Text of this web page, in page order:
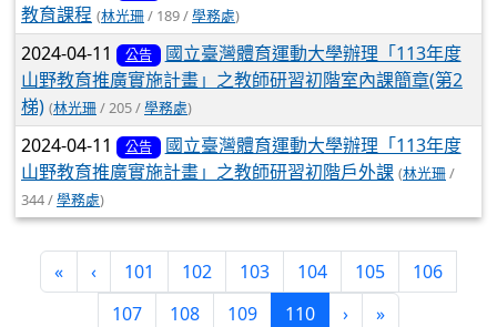
教育課程 (林光珊/ 189 /學務處)
2024-04-11 公告
國立臺灣體育運動大學辦理「113年度
山野教育推廣實施計畫」之教師研習初階室內課簡章(第2
梯) (林光珊/ 205 /學務處)
2024-04-11 公告
國立臺灣體育運動大學辦理「113年度
山野教育推廣實施計畫」之教師研習初階戶外課 (林光珊/
344 /學務處)
«第一頁
‹上一頁
101 102 103 104 105
106
107
108 109 110(目前頁次)
›下一頁
»最後頁